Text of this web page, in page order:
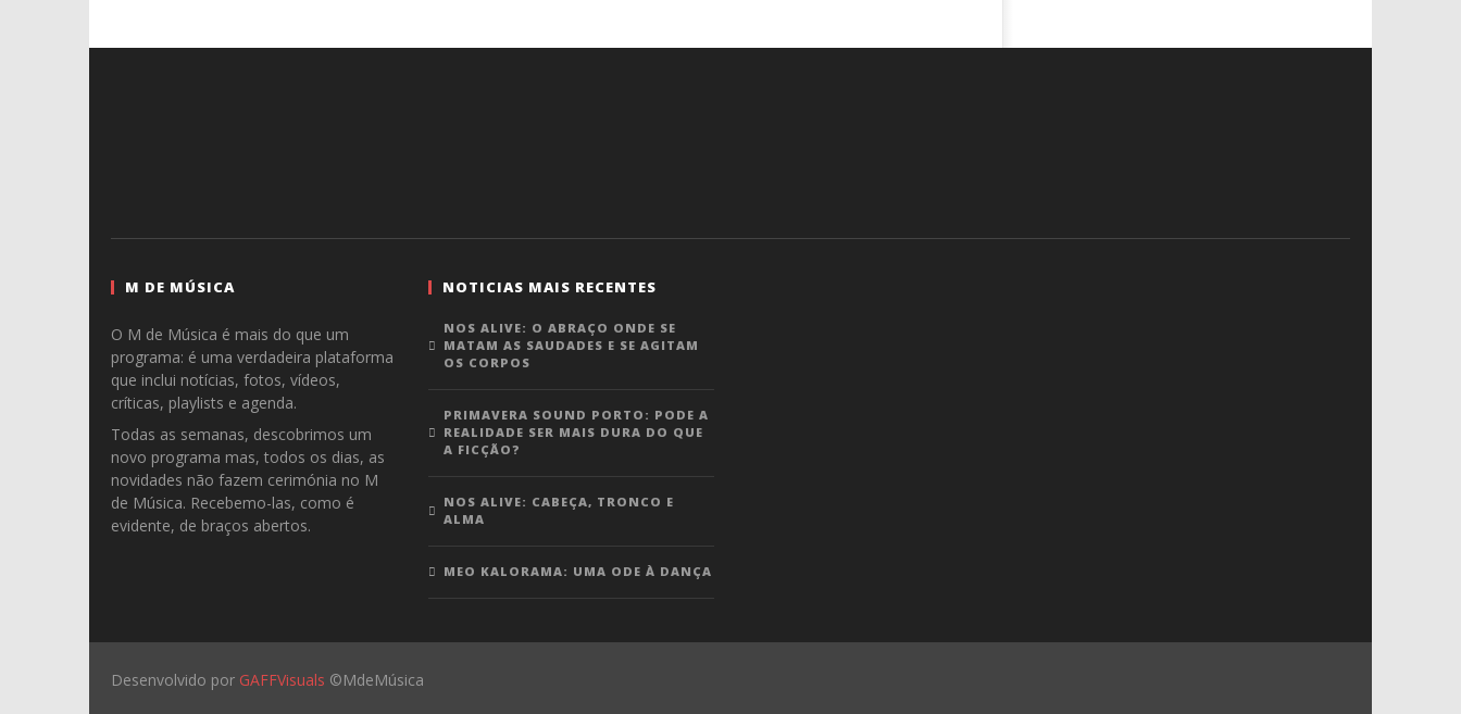
M DE MÚSICA
O M de Música é mais do que um
programa: é uma verdadeira plataforma
que inclui notícias, fotos, vídeos,
críticas, playlists e agenda.
Todas as semanas, descobrimos um
novo programa mas, todos os dias, as
novidades não fazem cerimónia no M
de Música. Recebemo-las, como é
evidente, de braços abertos.
NOTICIAS MAIS RECENTES
NOS ALIVE: O ABRAÇO ONDE SE
MATAM AS SAUDADES E SE AGITAM
OS CORPOS
PRIMAVERA SOUND PORTO: PODE A
REALIDADE SER MAIS DURA DO QUE
A FICÇÃO?
NOS ALIVE: CABEÇA, TRONCO E
ALMA
MEO KALORAMA: UMA ODE À DANÇA
Desenvolvido por GAFFVisuals ©MdeMúsica